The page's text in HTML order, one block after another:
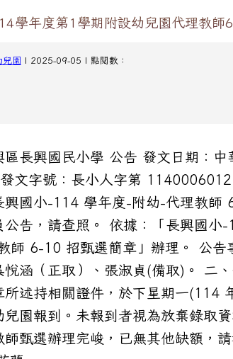
學年度第1學期附設幼兒園代理教師
兒園 | 2025-09-05 | 點閱數：
區長興國民小學 公告 發文日期：
文字號：長小人字第
興國小-114 學年度-附幼-代理教師
公告，請查照。 依據：「長興國小
師 6-10 招甄選簡章」辦理。 公告
悅涵（正取）、張淑貞(備取)。 二、
所述持相關證件，於下星期一(114
兒園報到。未報到者視為放棄錄取
師甄選辦理完峻，已無其他缺額，請